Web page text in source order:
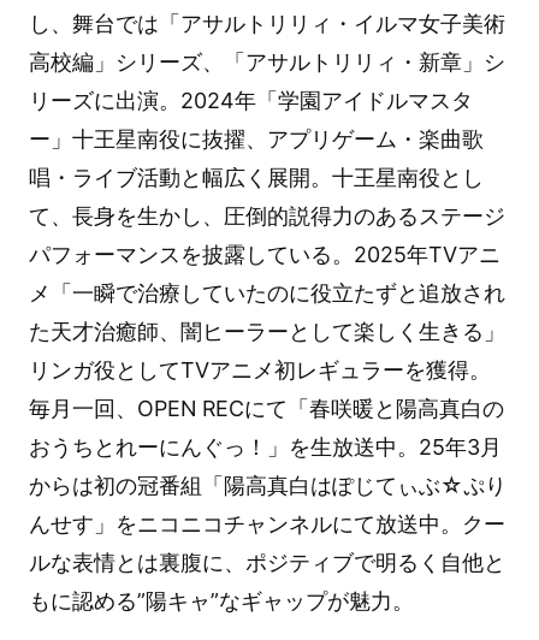
し、舞台では「アサルトリリィ・イルマ女子美術
高校編」シリーズ、「アサルトリリィ・新章」シ
リーズに出演。2024年「学園アイドルマスタ
ー」十王星南役に抜擢、アプリゲーム・楽曲歌
唱・ライブ活動と幅広く展開。十王星南役とし
て、長身を生かし、圧倒的説得力のあるステージ
パフォーマンスを披露している。2025年TVアニ
メ「一瞬で治療していたのに役立たずと追放され
た天才治癒師、闇ヒーラーとして楽しく生きる」
リンガ役としてTVアニメ初レギュラーを獲得。
毎月一回、OPEN RECにて「春咲暖と陽高真白の
おうちとれーにんぐっ！」を生放送中。25年3月
からは初の冠番組「陽高真白はぽじてぃぶ☆ぷり
んせす」をニコニコチャンネルにて放送中。クー
ルな表情とは裏腹に、ポジティブで明るく自他と
もに認める”陽キャ”なギャップが魅力。